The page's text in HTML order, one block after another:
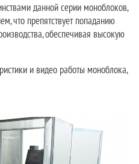
данной серии моноблоков,
что препятствует попаданию
обеспечивая высокую
и видео работы моноблока,